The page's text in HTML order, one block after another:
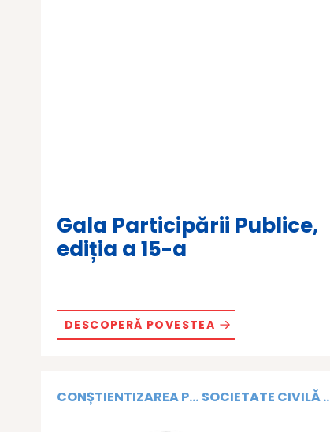
Gala Participării Publice,
ediția a 15-a
DESCOPERĂ POVESTEA
CONȘTIENTIZAREA P... SOCIETATE CIVILĂ